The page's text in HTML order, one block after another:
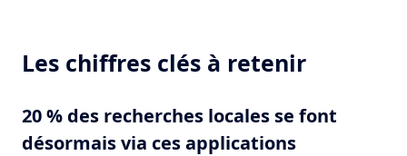
Les chiffres clés à retenir
20 % des recherches locales se font
désormais via ces applications